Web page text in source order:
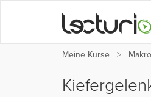
Meine Kurse